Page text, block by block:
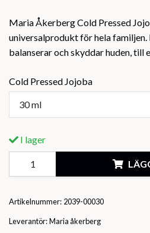
Maria Åkerberg Cold Pressed
universalprodukt för hela
balanserar och skyddar huden, till
Cold Pressed Jojoba
30 ml
I lager
Artikelnummer: 2039-00030
Leverantör:Maria åkerberg